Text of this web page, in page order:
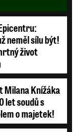
neměl sílu být!
život
Milana Knížáka
let soudů s
o majetek!